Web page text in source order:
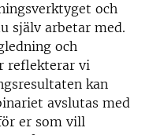
och
själv arbetar med.
och
reflekterar vi
kan
avslutas med
er som vill